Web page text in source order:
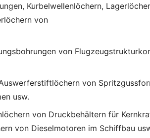
Kurbelwellenlöchern,
von
von
von
usw.
von Druckbehältern für
von Dieselmotoren im Schiffbau